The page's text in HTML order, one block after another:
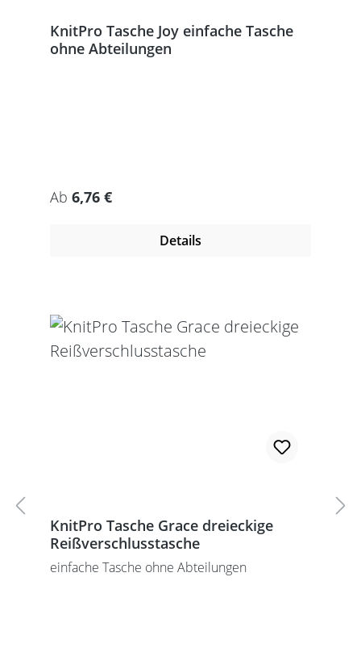
KnitPro Tasche Joy einfache Tasche
ohne Abteilungen
Regulärer Preis:
Ab 6,76 €
Details
KnitPro Tasche Grace dreieckige
Reißverschlusstasche
einfache Tasche ohne Abteilungen